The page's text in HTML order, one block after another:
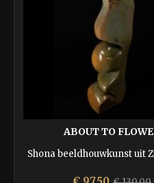
ABOUT TO
Shona beeldhouwkunst uit
Prijs Normale